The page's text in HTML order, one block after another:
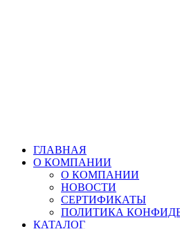
ГЛАВНАЯ
О КОМПАНИИ
О КОМПАНИИ
НОВОСТИ
СЕРТИФИКАТЫ
ПОЛИТИКА
КАТАЛОГ